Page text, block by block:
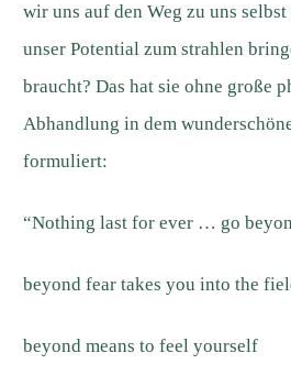
wir uns auf den Weg zu uns
unser Potential zum strahlen
braucht? Das hat sie ohne große
Abhandlung in dem
formuliert:
“Nothing last for ever … go
beyond fear takes you into the
beyond means to feel yourself